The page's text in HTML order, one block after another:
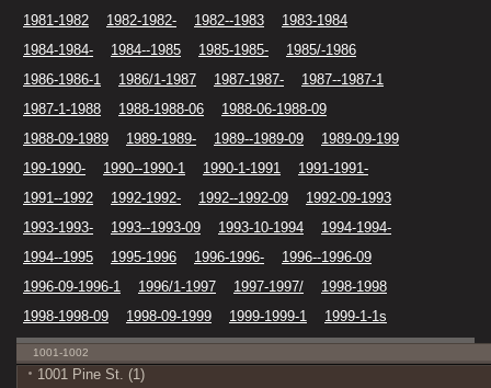
1981-1982
1982-1982- 1982--1983
1983-1984
1984-1984-
1984--1985 1985-1985-
1985/-1986
1986-1986-1
1986/1-1987 1987-1987-
1987--1987-1
1987-1-1988
1988-1988-06
1988-06-1988-09
1988-09-1989
1989-1989- 1989--1989-09
1989-09-199
199-1990-
1990--1990-1 1990-1-1991
1991-1991-
1991--1992
1992-1992- 1992--1992-09
1992-09-1993
1993-1993-
1993--1993-09 1993-10-1994
1994-1994-
1994--1995
1995-1996 1996-1996-
1996--1996-09
1996-09-1996-1
1996/1-1997 1997-1997/
1998-1998
1998-1998-09
1998-09-1999 1999-1999-1 1999-1-1s
1001-1002
1001 Pine St. (1)